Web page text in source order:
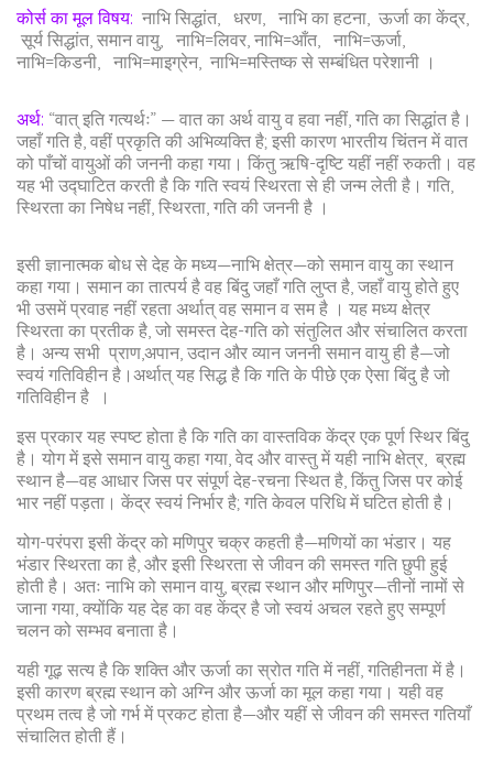
कोर्स का मूल विषय: नाभि सिद्धांत, धरण, नाभि का हटना, ऊर्जा का केंद्र,
सूर्य सिद्धांत, समान वायु, नाभि=लिवर, नाभि=आँत, नाभि=ऊर्जा,
नाभि=किडनी, नाभि=माइग्रेन, नाभि=मस्तिष्क से सम्बंधित परेशानी ।
अर्थ: “वात् इति गत्यर्थः” — वात का अर्थ वायु व हवा नहीं, गति का सिद्धांत है।
जहाँ गति है, वहीं प्रकृति की अभिव्यक्ति है; इसी कारण भारतीय चिंतन में वात
को पाँचों वायुओं की जननी कहा गया। किंतु ऋषि-दृष्टि यहीं नहीं रुकती। वह
यह भी उद्घाटित करती है कि गति स्वयं स्थिरता से ही जन्म लेती है। गति,
स्थिरता का निषेध नहीं, स्थिरता, गति की जननी है ।
इसी ज्ञानात्मक बोध से देह के मध्य—नाभि क्षेत्र—को समान वायु का स्थान
कहा गया। समान का तात्पर्य है वह बिंदु जहाँ गति लुप्त है, जहाँ वायु होते हुए
भी उसमें प्रवाह नहीं रहता अर्थात् वह समान व सम है । यह मध्य क्षेत्र
स्थिरता का प्रतीक है, जो समस्त देह-गति को संतुलित और संचालित करता
है। अन्य सभी प्राण,अपान, उदान और व्यान जननी समान वायु ही है—जो
स्वयं गतिविहीन है।अर्थात् यह सिद्ध है कि गति के पीछे एक ऐसा बिंदु है जो
गतिविहीन है ।
इस प्रकार यह स्पष्ट होता है कि गति का वास्तविक केंद्र एक पूर्ण स्थिर बिंदु
है। योग में इसे समान वायु कहा गया, वेद और वास्तु में यही नाभि क्षेत्र, ब्रह्म
स्थान है—वह आधार जिस पर संपूर्ण देह-रचना स्थित है, किंतु जिस पर कोई
भार नहीं पड़ता। केंद्र स्वयं निर्भार है; गति केवल परिधि में घटित होती है।
योग-परंपरा इसी केंद्र को मणिपुर चक्र कहती है—मणियों का भंडार। यह
भंडार स्थिरता का है, और इसी स्थिरता से जीवन की समस्त गति छुपी हुई
होती है। अतः नाभि को समान वायु, ब्रह्म स्थान और मणिपुर—तीनों नामों से
जाना गया, क्योंकि यह देह का वह केंद्र है जो स्वयं अचल रहते हुए सम्पूर्ण
चलन को सम्भव बनाता है।
यही गूढ़ सत्य है कि शक्ति और ऊर्जा का स्रोत गति में नहीं, गतिहीनता में है।
इसी कारण ब्रह्म स्थान को अग्नि और ऊर्जा का मूल कहा गया। यही वह
प्रथम तत्व है जो गर्भ में प्रकट होता है—और यहीं से जीवन की समस्त गतियाँ
संचालित होती हैं।